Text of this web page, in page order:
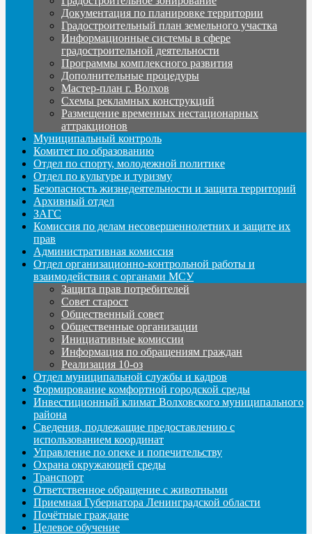
Документация по планировке территории
Градостроительный план земельного участка
Информационные системы в сфере
градостроительной деятельности
Программы комплексного развития
Дополнительные процедуры
Мастер-план г. Волхов
Схемы рекламных конструкций
Размещение временных нестационарных
аттракционов
Муниципальный контроль
Комитет по образованию
Отдел по спорту, молодежной политике
Отдел по культуре и туризму
Безопасность жизнедеятельности и защита территорий
Архивный отдел
ЗАГС
Комиссия по делам несовершеннолетних и защите их
прав
Административная комиссия
Отдел организационно-контрольной работы и
взаимодействия с органами МСУ
Защита прав потребителей
Совет старост
Общественный совет
Общественные организации
Инициативные комиссии
Информация по обращениям граждан
Реализация 10-оз
Отдел муниципальной службы и кадров
Формирование комфортной городской среды
Инвестиционный климат Волховского муниципального
района
Сведения, подлежащие предоставлению с
использованием координат
Управление по опеке и попечительству
Охрана окружающей среды
Транспорт
Ответственное обращение с животными
Приемная Губернатора Ленинградской области
Почётные граждане
Целевое обучение